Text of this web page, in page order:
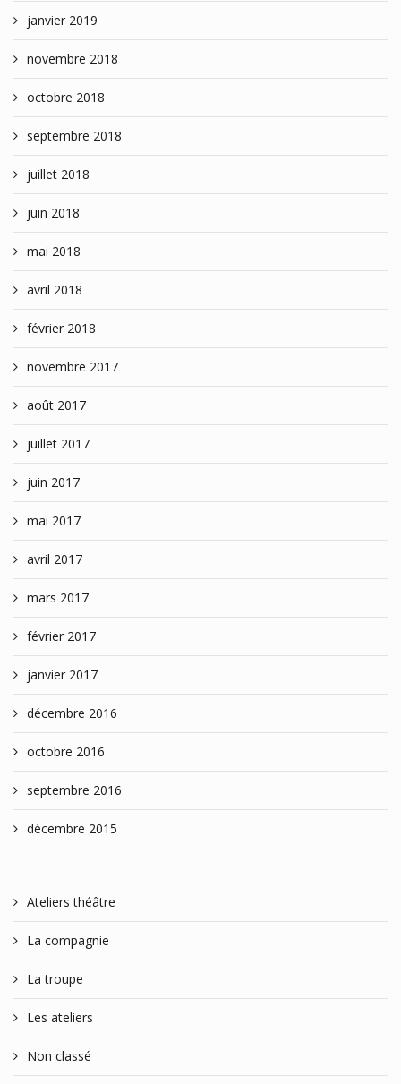
janvier 2019
novembre 2018
octobre 2018
septembre 2018
juillet 2018
juin 2018
mai 2018
avril 2018
février 2018
novembre 2017
août 2017
juillet 2017
juin 2017
mai 2017
avril 2017
mars 2017
février 2017
janvier 2017
décembre 2016
octobre 2016
septembre 2016
décembre 2015
Ateliers théâtre
La compagnie
La troupe
Les ateliers
Non classé